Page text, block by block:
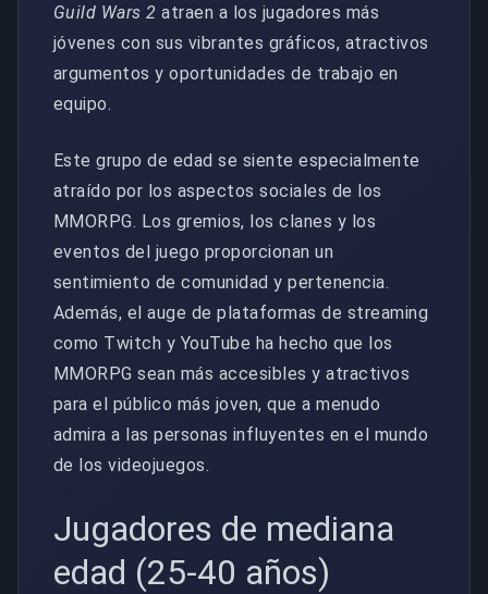
Guild Wars 2 atraen a los jugadores más
jóvenes con sus vibrantes gráficos, atractivos
argumentos y oportunidades de trabajo en
equipo.
Este grupo de edad se siente especialmente
atraído por los aspectos sociales de los
MMORPG. Los gremios, los clanes y los
eventos del juego proporcionan un
sentimiento de comunidad y pertenencia.
Además, el auge de plataformas de streaming
como Twitch y YouTube ha hecho que los
MMORPG sean más accesibles y atractivos
para el público más joven, que a menudo
admira a las personas influyentes en el mundo
de los videojuegos.
Jugadores de mediana
edad (25-40 años)